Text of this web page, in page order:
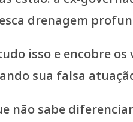
drenagem
isso e encobre
sua falsa
não sabe